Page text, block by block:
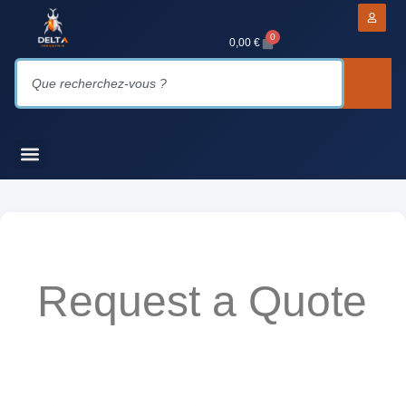
0,00 € 0
Request a Quote